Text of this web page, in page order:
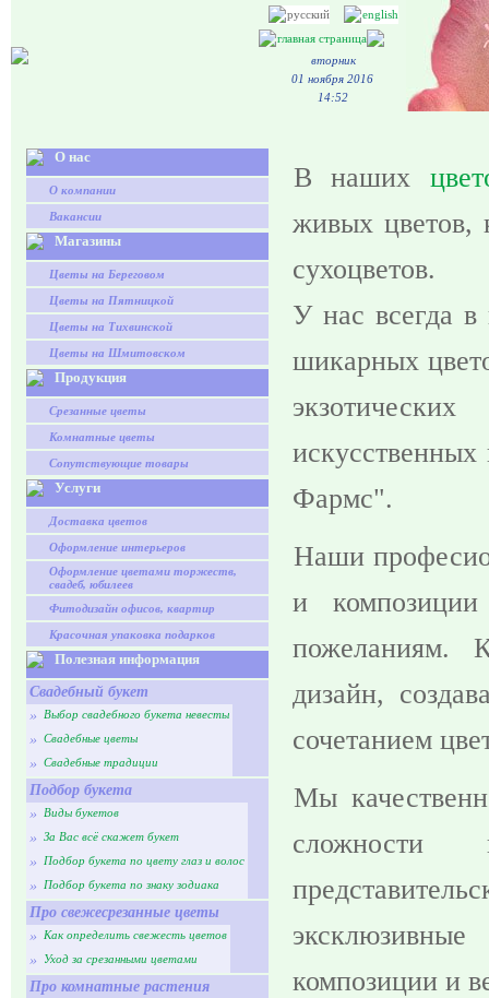
вторник
01 ноября 2016
14:52
О нас
О компании
Вакансии
Магазины
Цветы на Береговом
Цветы на Пятницкой
Цветы на Тихвинской
Цветы на Шмитовском
Продукция
Срезанные цветы
Комнатные цветы
Сопутствующие товары
Услуги
Доставка цветов
Оформление интерьеров
Оформление цветами торжеств,
свадеб, юбилеев
Фитодизайн офисов, квартир
Красочная упаковка подарков
Полезная информация
Свадебный букет
»
Выбор свадебного букета невесты
» Свадебные цветы
» Свадебные традиции
Подбор букета
»
Виды букетов
» За Вас всё скажет букет
» Подбор букета по цвету глаз и волос
» Подбор букета по знаку зодиака
Про свежесрезанные цветы
»
Как определить свежесть цветов
» Уход за срезанными цветами
Про комнатные растения
В наших
живых цветов,
сухоцветов.
У нас всегда
шикарных
Фармс".
Наши
и
пожеланиям.
дизайн,
сочетанием
Мы
композиции и